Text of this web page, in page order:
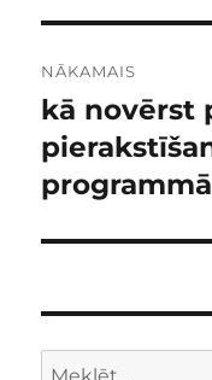
NĀKAMAIS
Nākamais
raksts:
kā novērst
programmā
Meklēt: